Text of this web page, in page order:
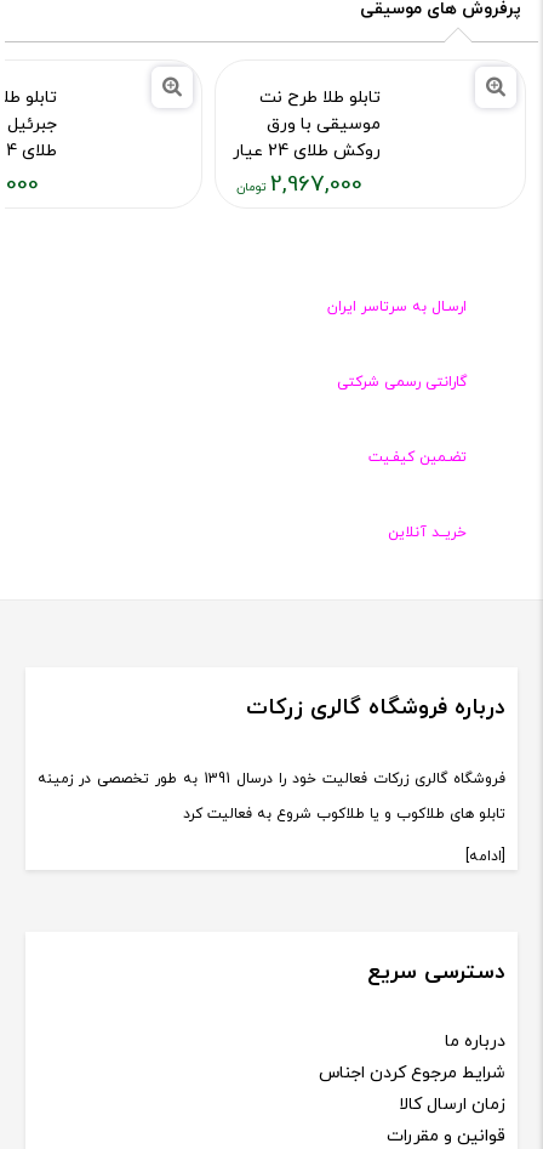
پرفروش های موسیقی
تابلو طلا طرح نت
موسیقی با ورق
روکش طلای 24 عیار
کد محصول :7002
2,967,000
تابلو
طلای 24 عیار
کد محصول
ارسـال به سرتاسر ایران
گارانتی رسمی شرکتی
تضـمین کیفـیت
خریــد آنلاین
درباره فروشگاه گالری زرکات
فروشگاه گالری زرکات فعالیت خود را درسال 1391 به طور تخصصی در زمینه
تابلو های طلاکوب و یا طلاکوب شروع به فعالیت کرد
[ادامه]
دسترسی سریع
درباره ما
شرایط مرجوع کردن اجناس
زمان ارسال کالا
قوانین و مقررات